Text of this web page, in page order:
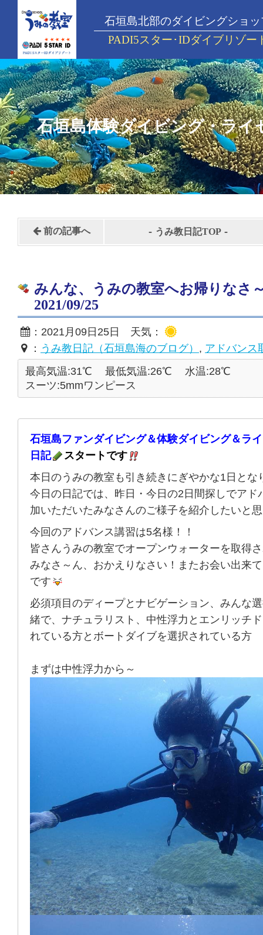
石垣島北部のダイビングショッ
PADI5スター･IDダイブリゾー
石垣島体験ダイビング・ライ
前の記事へ - うみ教日記TOP -
みんな、うみの教室へお帰りなさ
2021/09/25
：2021月09日25日 天気：
： うみ教日記（石垣島海のブログ） , アドバンス
最高気温:31℃
最低気温:26℃
水温:28℃
スーツ:5mmワンピース
石垣島ファンダイビング＆体験ダイビング＆ラ
日記
スタートです
本日のうみの教室も引き続きにぎやかな1日とな
今日の日記では、昨日・今日の2日間探しでアド
加いただいたみなさんのご様子を紹介したいと
今回のアドバンス講習は5名様！！
皆さんうみの教室でオープンウォーターを取得
みなさ～ん、おかえりなさい！またお会い出来
です
必須項目のディープとナビゲーション、みんな
緒で、ナチュラリスト、中性浮力とエンリッチ
れている方とボートダイブを選択されている方
まずは中性浮力から～